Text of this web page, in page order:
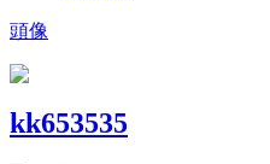
頭像
kk653535